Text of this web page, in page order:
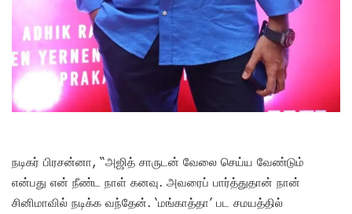
நடிகர் பிரசன்னா, “அஜித் சாருடன் வேலை செய்ய வேண்டும்
என்பது என் நீண்ட நாள் கனவு. அவரைப் பார்த்துதான் நான்
சினிமாவில் நடிக்க வந்தேன். ‘மங்காத்தா’ பட சமயத்தில்